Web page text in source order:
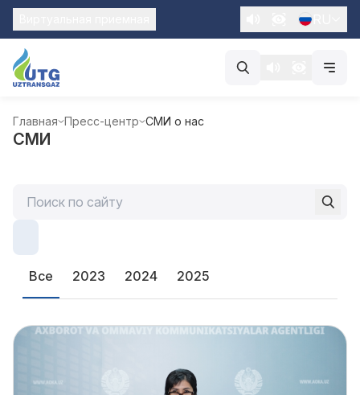
Главная Пресс-центр СМИ о нас
СМИ
Все 2023 2024 2025